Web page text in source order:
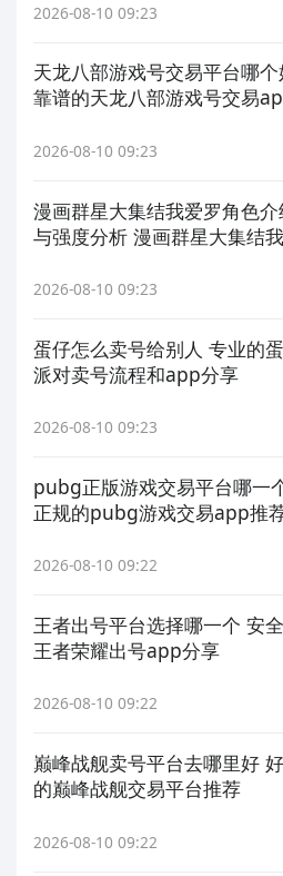
2026-08-10 09:23
天龙八部游戏号交易平台哪
靠谱的天龙八部游戏号交易
2026-08-10 09:23
漫画群星大集结我爱罗角色介
与强度分析 漫画群星大集结
2026-08-10 09:23
蛋仔怎么卖号给别人 专业的
派对卖号流程和app分享
2026-08-10 09:23
pubg正版游戏交易平台哪一
正规的pubg游戏交易app推
2026-08-10 09:22
王者出号平台选择哪一个 安
王者荣耀出号app分享
2026-08-10 09:22
巅峰战舰卖号平台去哪里好
的巅峰战舰交易平台推荐
2026-08-10 09:22